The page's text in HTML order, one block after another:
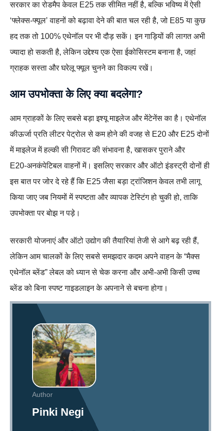
सरकार का रोडमैप केवल E25 तक सीमित नहीं है, बल्कि भविष्य में ऐसी
‘फ्लेक्स‑फ्यूल’ वाहनों को बढ़ावा देने की बात चल रही है, जो E85 या कुछ
हद तक तो 100% एथेनॉल पर भी दौड़ सकें। इन गाड़ियों की लागत अभी
ज्यादा हो सकती है, लेकिन उद्देश्य एक ऐसा ईकोसिस्टम बनाना है, जहां
ग्राहक सस्ता और घरेलू फ्यूल चुनने का विकल्प रखें।
आम उपभोक्ता के लिए क्या बदलेगा?
आम ग्राहकों के लिए सबसे बड़ा इश्यू माइलेज और मेंटेनेंस का है। एथेनॉल
कीऊर्जा प्रति लीटर पेट्रोल से कम होने की वजह से E20 और E25 दोनों
में माइलेज में हल्की सी गिरावट की संभावना है, खासकर पुराने और
E20‑अनकंपेटिबल वाहनों में। इसलिए सरकार और ऑटो इंडस्ट्री दोनों ही
इस बात पर जोर दे रहे हैं कि E25 जैसा बड़ा ट्रांजिशन केवल तभी लागू
किया जाए जब नियमों में स्पष्टता और व्यापक टेस्टिंग हो चुकी हो, ताकि
उपभोक्ता पर बोझ न पड़े।
सरकारी योजनाएं और ऑटो उद्योग की तैयारियां तेजी से आगे बढ़ रही हैं,
लेकिन आम चालकों के लिए सबसे समझदार कदम अपने वाहन के “मैक्स
एथेनॉल ब्लेंड” लेबल को ध्यान से चेक करना और अभी‑अभी किसी उच्च
ब्लेंड को बिना स्पष्ट गाइडलाइन के अपनाने से बचना होगा।
Author
Pinki Negi